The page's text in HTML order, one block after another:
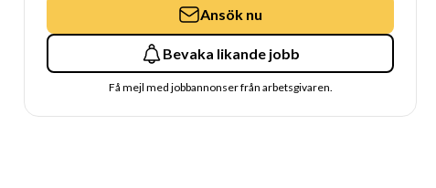
Ansök nu
Bevaka likande jobb
Få mejl med jobbannonser från arbetsgivaren.